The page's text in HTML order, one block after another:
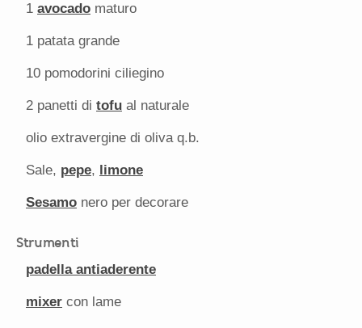
1 avocado maturo
1 patata grande
10 pomodorini ciliegino
2 panetti di tofu al naturale
olio extravergine di oliva q.b.
Sale, pepe, limone
Sesamo nero per decorare
Strumenti
padella antiaderente
mixer con lame